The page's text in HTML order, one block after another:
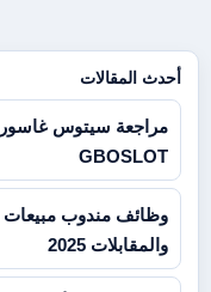
أحدث المقالات
مراجعة سيتوس غاسور
GBOSLOT
وظائف مندوب مبيعات
والمقابلات 2025